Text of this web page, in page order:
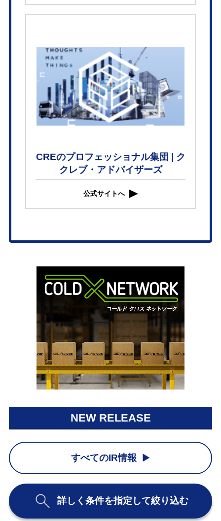
CREのプロフェッショナル集団 | ク
クレブ・アドバイザーズ
公式サイトへ
NEW RELEASE
すべてのIR情報
詳しく条件を指定して絞り込む